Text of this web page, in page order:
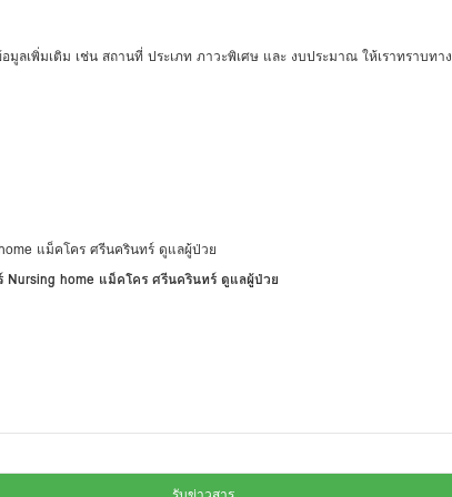
พิ่มเติม เช่น สถานที่ ประเภท ภาวะพิเศษ และ งบประมาณ ให้เราทราบทา
home แม็คโคร ศรีนครินทร์ ดูแลผู้ป่วย